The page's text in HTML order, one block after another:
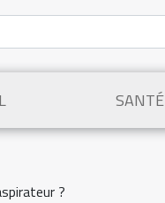
SANTÉ
?